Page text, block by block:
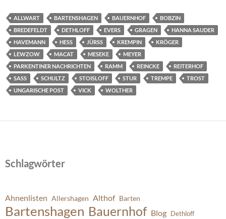
ALLWART BARTENSHAGEN BAUERNHOF
BOBZIN
BREDEFELDT
DETHLOFF EVERS GRAGEN
HANNA SAUDER
HAVEMANN
HESS JÜRSS KREMPIN
KRÖGER
LEWZOW
MACAT MESEKE
MEYER
PARKENTINER NACHRICHTEN
RAMM REINCKE
REITERHOF
SASS
SCHULTZ STOISLOFF STUR TREMPE
TROST
UNGARISCHE POST
VICK WOLTHER
Schlagwörter
Ahnenlisten Allershagen Althof Barten
Bartenshagen Bauernhof Blog Dethloff